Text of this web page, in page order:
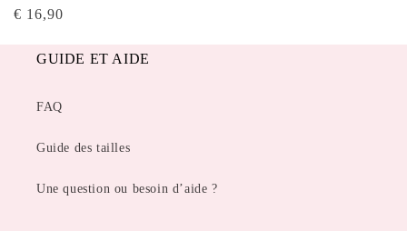
Prix
€ 16,90
GUIDE ET AIDE
FAQ
Guide des tailles
Une question ou besoin d’aide ?